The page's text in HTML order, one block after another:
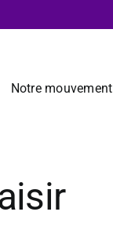
Notre mouvement